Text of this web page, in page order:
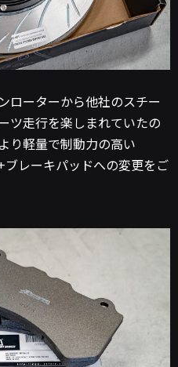
ローターから他社のスチー
ツ走行を楽しまれていたの
り軽量で制動力の高い
ブレーキパッドへの変更をご